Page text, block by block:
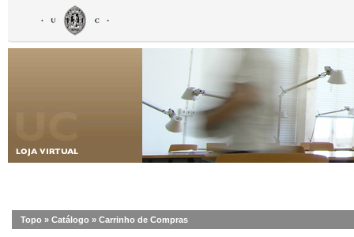
Topo » Catálogo » Carrinho de Compras